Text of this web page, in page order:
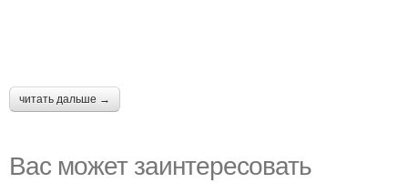
читать дальше →
Вас может заинтересовать